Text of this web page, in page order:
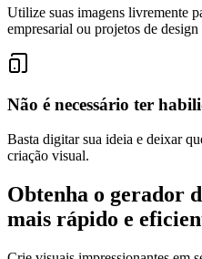
Utilize suas imagens livremente
empresarial ou projetos de
Não é necessário ter
Basta digitar sua ideia e deixar
criação visual.
Obtenha o gerador
mais rápido e